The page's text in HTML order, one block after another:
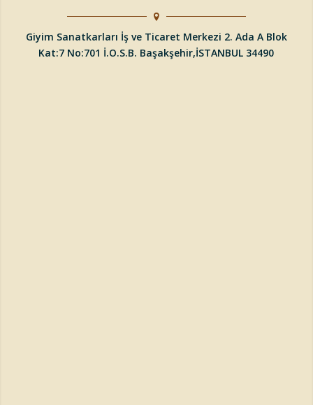
Giyim Sanatkarları İş ve Ticaret Merkezi 2. Ada A Blok
Kat:7 No:701 İ.O.S.B. Başakşehir,İSTANBUL 34490